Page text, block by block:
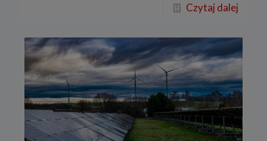
Czytaj dalej